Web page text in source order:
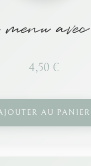
menu
4,50 €
AU PANIER